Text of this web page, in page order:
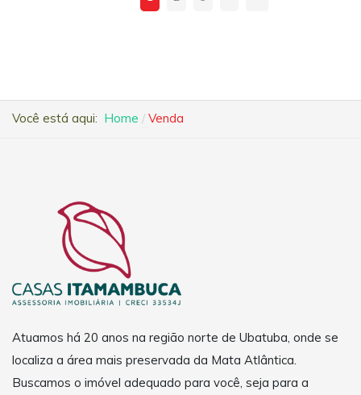
Você está aqui: Home Venda
Atuamos há 20 anos na região norte de Ubatuba, onde se
localiza a área mais preservada da Mata Atlântica.
Buscamos o imóvel adequado para você, seja para a